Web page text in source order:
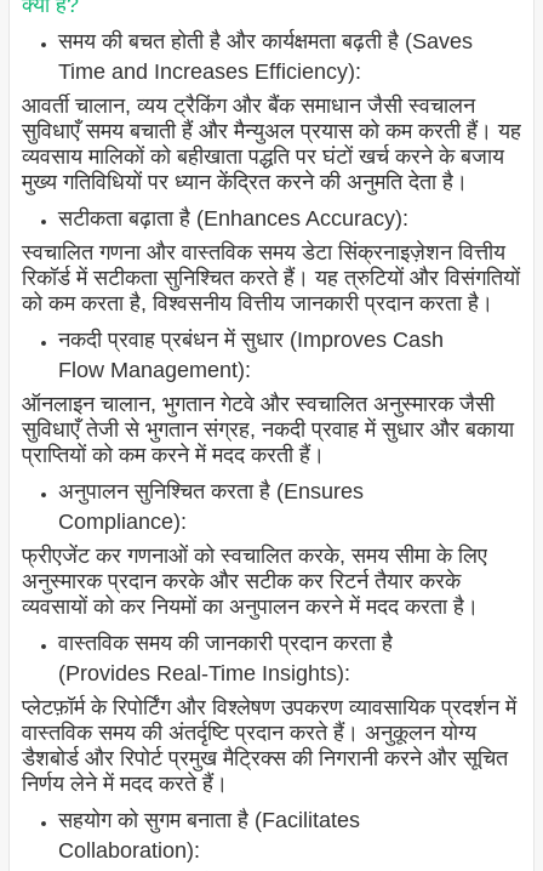
क्या है?
समय की बचत होती है और कार्यक्षमता बढ़ती है (Saves
Time and Increases Efficiency):
आवर्ती चालान, व्यय ट्रैकिंग और बैंक समाधान जैसी स्वचालन
सुविधाएँ समय बचाती हैं और मैन्युअल प्रयास को कम करती हैं। यह
व्यवसाय मालिकों को बहीखाता पद्धति पर घंटों खर्च करने के बजाय
मुख्य गतिविधियों पर ध्यान केंद्रित करने की अनुमति देता है।
सटीकता बढ़ाता है (Enhances Accuracy):
स्वचालित गणना और वास्तविक समय डेटा सिंक्रनाइज़ेशन वित्तीय
रिकॉर्ड में सटीकता सुनिश्चित करते हैं। यह त्रुटियों और विसंगतियों
को कम करता है, विश्वसनीय वित्तीय जानकारी प्रदान करता है।
नकदी प्रवाह प्रबंधन में सुधार (Improves Cash
Flow Management):
ऑनलाइन चालान, भुगतान गेटवे और स्वचालित अनुस्मारक जैसी
सुविधाएँ तेजी से भुगतान संग्रह, नकदी प्रवाह में सुधार और बकाया
प्राप्तियों को कम करने में मदद करती हैं।
अनुपालन सुनिश्चित करता है (Ensures
Compliance):
फ्रीएजेंट कर गणनाओं को स्वचालित करके, समय सीमा के लिए
अनुस्मारक प्रदान करके और सटीक कर रिटर्न तैयार करके
व्यवसायों को कर नियमों का अनुपालन करने में मदद करता है।
वास्तविक समय की जानकारी प्रदान करता है
(Provides Real-Time Insights):
प्लेटफ़ॉर्म के रिपोर्टिंग और विश्लेषण उपकरण व्यावसायिक प्रदर्शन में
वास्तविक समय की अंतर्दृष्टि प्रदान करते हैं। अनुकूलन योग्य
डैशबोर्ड और रिपोर्ट प्रमुख मैट्रिक्स की निगरानी करने और सूचित
निर्णय लेने में मदद करते हैं।
सहयोग को सुगम बनाता है (Facilitates
Collaboration):